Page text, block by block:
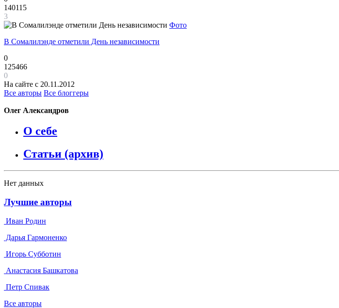
140115
3
Фото
В Сомалилэнде отметили День независимости
0
125466
0
На сайте с 20.11.2012
Все авторы Все блоггеры
Олег Александров
О себе
Статьи (архив)
Нет данных
Лучшие авторы
Иван Родин
Дарья Гармоненко
Игорь Субботин
Анастасия Башкатова
Петр Спивак
Все авторы